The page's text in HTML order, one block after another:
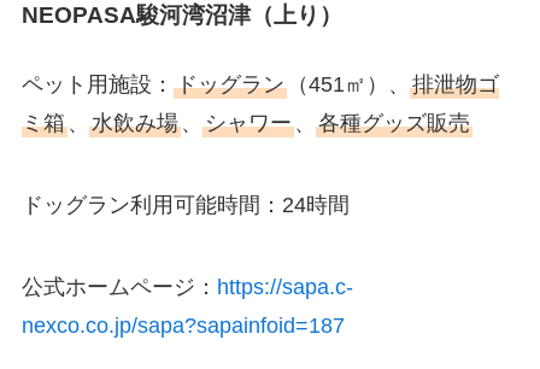
NEOPASA駿河湾沼津（上り）
ペット用施設： ドッグラン（451㎡）、 排泄物ゴ
ミ箱、 水飲み場、 シャワー、 各種グッズ販売
ドッグラン利用可能時間：24時間
公式ホームページ： https://sapa.c-
nexco.co.jp/sapa?sapainfoid=187